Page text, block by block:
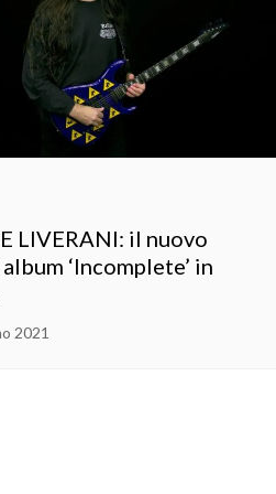
LIVERANI: il nuovo
‘Incomplete’ in
2021